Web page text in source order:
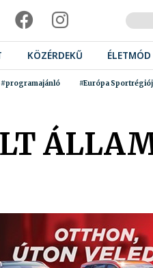
KÖZÉRDEKŰ ÉLETMÓD
#programajánló #Európa